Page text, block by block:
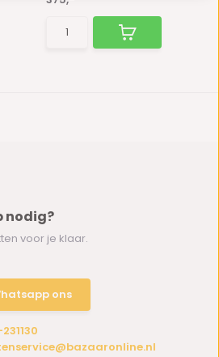
nodig?
voor je klaar.
ons